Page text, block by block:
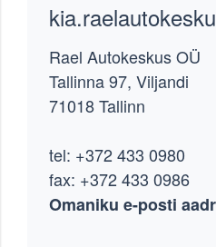
Rael Autokeskus OÜ
Tallinna 97, Viljandi
71018 Tallinn
tel: +372 433 0980
fax: +372 433 0986
Omaniku e-posti